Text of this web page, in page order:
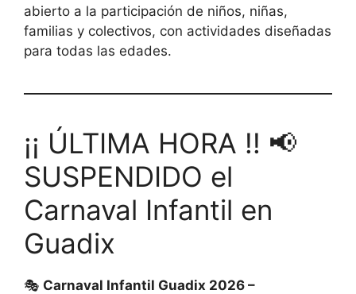
abierto a la participación de niños, niñas,
familias y colectivos, con actividades diseñadas
para todas las edades.
¡¡ ÚLTIMA HORA !! 📢
SUSPENDIDO el
Carnaval Infantil en
Guadix
🎭 Carnaval Infantil Guadix 2026 –